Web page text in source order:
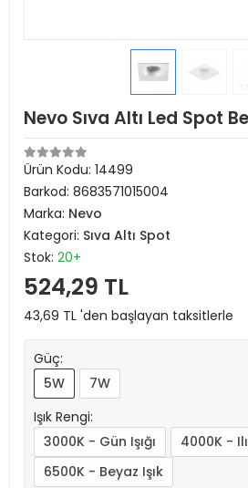
Nevo Sıva Altı Led Spot
Ürün Kodu: 14499
Barkod: 8683571015004
Marka: Nevo
Kategori: Sıva Altı Spot
Stok: 20+
524,29 TL
43,69 TL 'den başlayan taksitlerle
Güç:
5W
7W
Işık Rengi:
3000K - Gün Işığı
4000K -
6500K - Beyaz Işık